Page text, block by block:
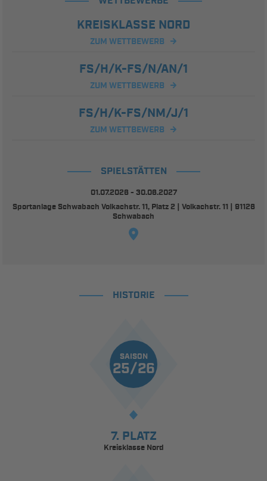
KREISKLASSE NORD
ZUM WETTBEWERB
FS/H/K-FS/N/AN/1
ZUM WETTBEWERB
FS/H/K-FS/NM/J/1
ZUM WETTBEWERB
SPIELSTÄTTEN
01.07.2026 - 30.06.2027
Sportanlage Schwabach Volkachstr. 11, Platz 2 | Volkachstr. 11 | 91126
Schwabach
HISTORIE
SAISON
25/26
7. PLATZ
Kreisklasse Nord